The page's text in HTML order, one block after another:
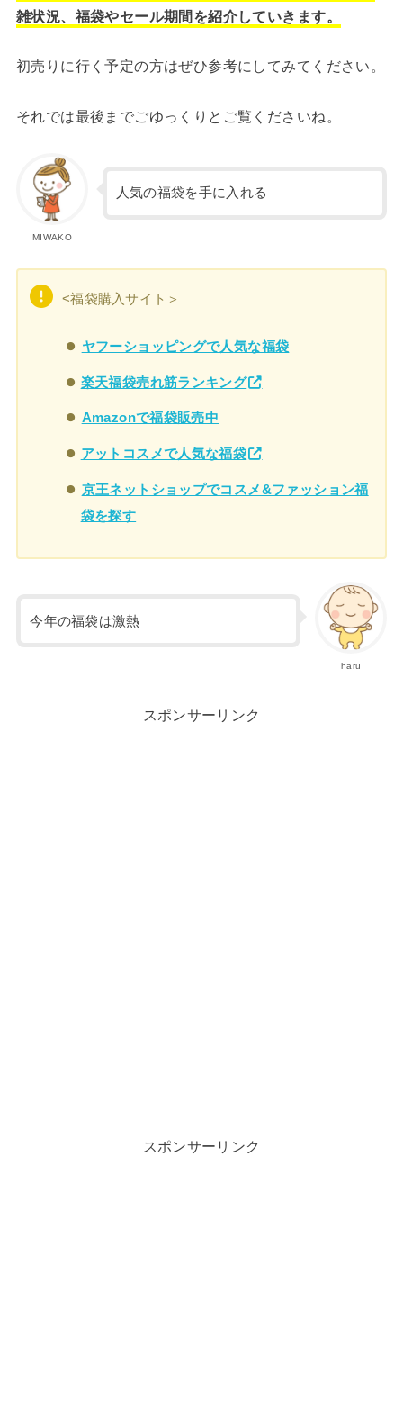
雑状況、福袋やセール期間を紹介していきます。
初売りに行く予定の方はぜひ参考にしてみてください。
それでは最後までごゆっくりとご覧くださいね。
MIWAKO
人気の福袋を手に入れる
<福袋購入サイト＞
ヤフーショッピングで人気な福袋
楽天福袋売れ筋ランキング
Amazonで福袋販売中
アットコスメで人気な福袋
京王ネットショップでコスメ&ファッション福
袋を探す
haru
今年の福袋は激熱
スポンサーリンク
スポンサーリンク